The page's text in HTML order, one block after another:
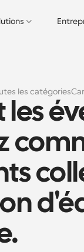
les catégories
les